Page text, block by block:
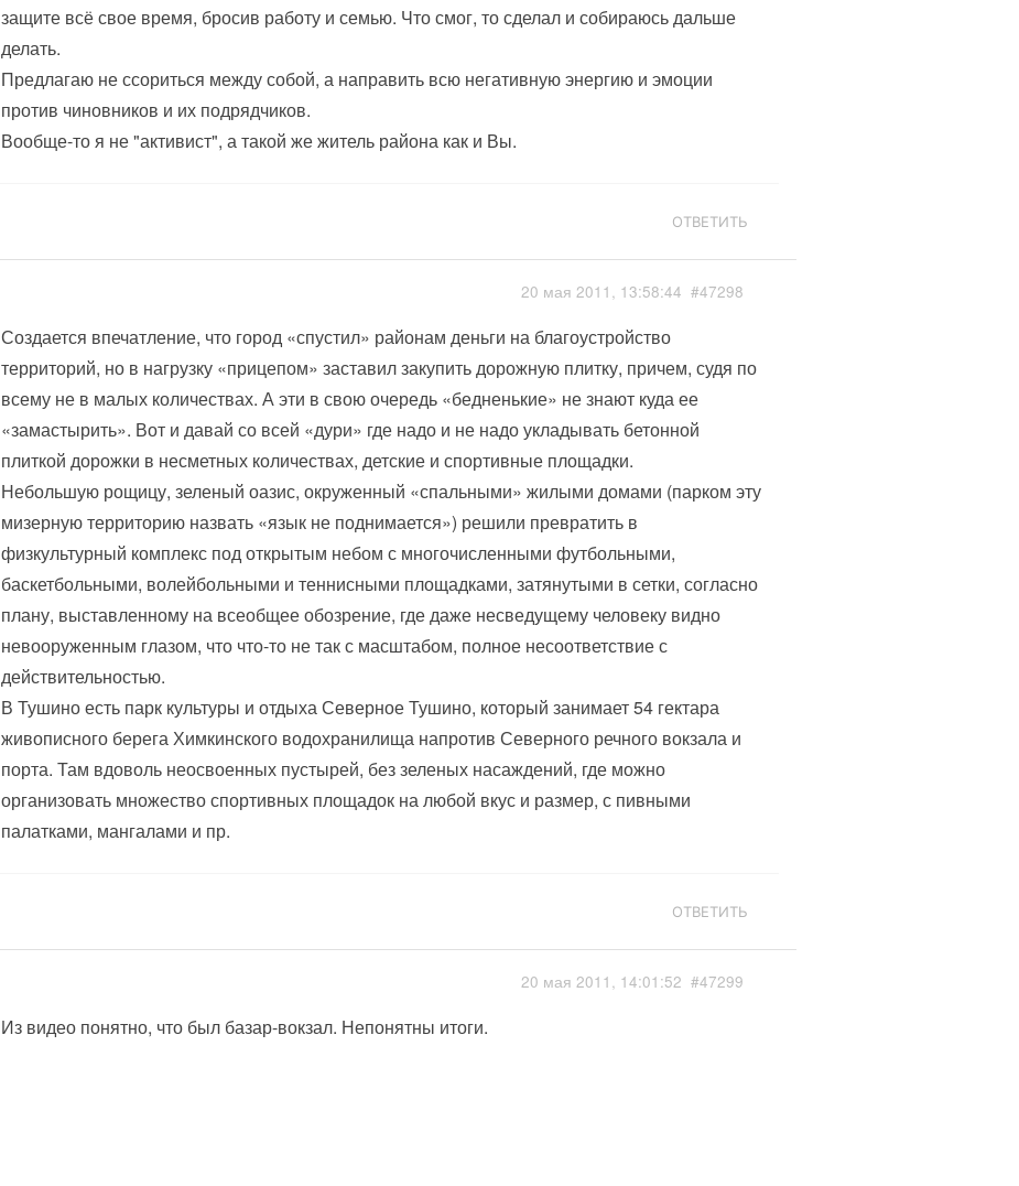
защите всё свое время, бросив работу и семью. Что смог, то сделал и собираюсь дальше
делать.
Предлагаю не ссориться между собой, а направить всю негативную энергию и эмоции
против чиновников и их подрядчиков.
Вообще-то я не "активист", а такой же житель района как и Вы.
ОТВЕТИТЬ
20 мая 2011, 13:58:44 #47298
Создается впечатление, что город «спустил» районам деньги на благоустройство
территорий, но в нагрузку «прицепом» заставил закупить дорожную плитку, причем, судя по
всему не в малых количествах. А эти в свою очередь «бедненькие» не знают куда ее
«замастырить». Вот и давай со всей «дури» где надо и не надо укладывать бетонной
плиткой дорожки в несметных количествах, детские и спортивные площадки.
Небольшую рощицу, зеленый оазис, окруженный «спальными» жилыми домами (парком эту
мизерную территорию назвать «язык не поднимается») решили превратить в
физкультурный комплекс под открытым небом с многочисленными футбольными,
баскетбольными, волейбольными и теннисными площадками, затянутыми в сетки, согласно
плану, выставленному на всеобщее обозрение, где даже несведущему человеку видно
невооруженным глазом, что что-то не так с масштабом, полное несоответствие с
действительностью.
В Тушино есть парк культуры и отдыха Северное Тушино, который занимает 54 гектара
живописного берега Химкинского водохранилища напротив Северного речного вокзала и
порта. Там вдоволь неосвоенных пустырей, без зеленых насаждений, где можно
организовать множество спортивных площадок на любой вкус и размер, с пивными
палатками, мангалами и пр.
ОТВЕТИТЬ
20 мая 2011, 14:01:52 #47299
Из видео понятно, что был базар-вокзал. Непонятны итоги.